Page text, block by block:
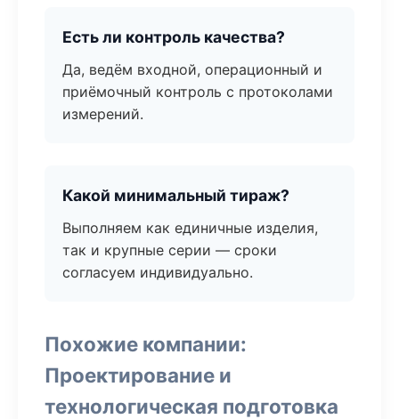
Есть ли контроль качества?
Да, ведём входной, операционный и
приёмочный контроль с протоколами
измерений.
Какой минимальный тираж?
Выполняем как единичные изделия,
так и крупные серии — сроки
согласуем индивидуально.
Похожие компании:
Проектирование и
технологическая подготовка